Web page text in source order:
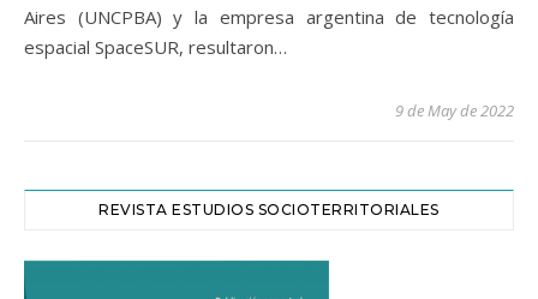
Aires (UNCPBA) y la empresa argentina de tecnología
espacial SpaceSUR, resultaron…
9 de May de 2022
REVISTA ESTUDIOS SOCIOTERRITORIALES